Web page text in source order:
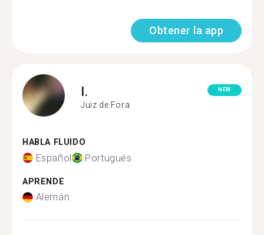
Obtener la app
I.
Juiz de Fora
NEW
HABLA FLUIDO
Español Portugués
APRENDE
Alemán